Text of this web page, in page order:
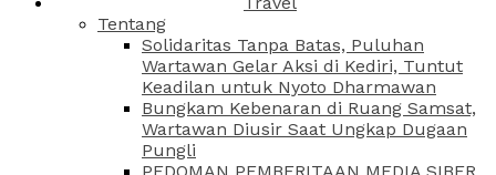
Tentang
Solidaritas Tanpa Batas, Puluhan
Wartawan Gelar Aksi di Kediri, Tuntut
Keadilan untuk Nyoto Dharmawan
Bungkam Kebenaran di Ruang Samsat,
Wartawan Diusir Saat Ungkap Dugaan
Pungli